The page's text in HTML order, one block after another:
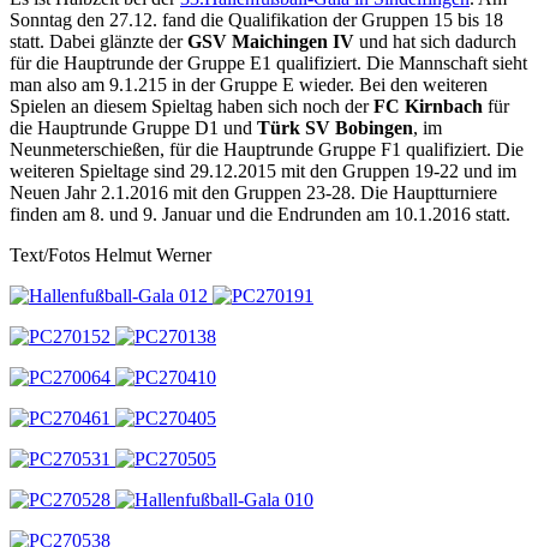
Sonntag den 27.12. fand die Qualifikation der Gruppen 15 bis 18
statt. Dabei glänzte derGSV Maichingen IV und hat sich dadurch
für die Hauptrunde der Gruppe E1 qualifiziert. Die Mannschaft sieht
man also am 9.1.215 in der Gruppe E wieder. Bei den weiteren
Spielen an diesem Spieltag haben sich noch derFC Kirnbach für
die Hauptrunde Gruppe D1 und Türk SV Bobingen, im
Neunmeterschießen, für die Hauptrunde Gruppe F1 qualifiziert. Die
weiteren Spieltage sind 29.12.2015 mit den Gruppen 19-22 und im
Neuen Jahr 2.1.2016 mit den Gruppen 23-28. Die Hauptturniere
finden am 8. und 9. Januar und die Endrunden am 10.1.2016 statt.
Text/Fotos Helmut Werner